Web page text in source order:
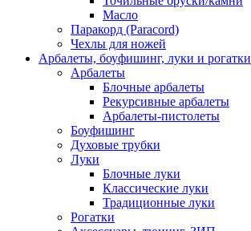
Масло
Паракорд (Paracord)
Чехлы для ножей
Арбалеты, боуфишинг, луки и рогатки
Арбалеты
Блочные арбалеты
Рекурсивные арбалеты
Арбалеты-пистолеты
Боуфишинг
Духовые трубки
Луки
Блочные луки
Классические луки
Традиционные луки
Рогатки